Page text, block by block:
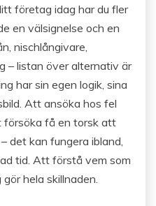
företag idag har du fler
en välsignelse och en
nischlångivare,
– listan över alternativ är
har sin egen logik, sina
Att ansöka hos fel
försöka få en torsk att
det kan fungera ibland,
tid. Att förstå vem som
hela skillnaden.